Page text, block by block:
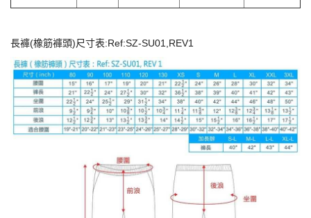
長褲(橡筋褲頭)尺寸表:Ref:SZ-SU01,REV1